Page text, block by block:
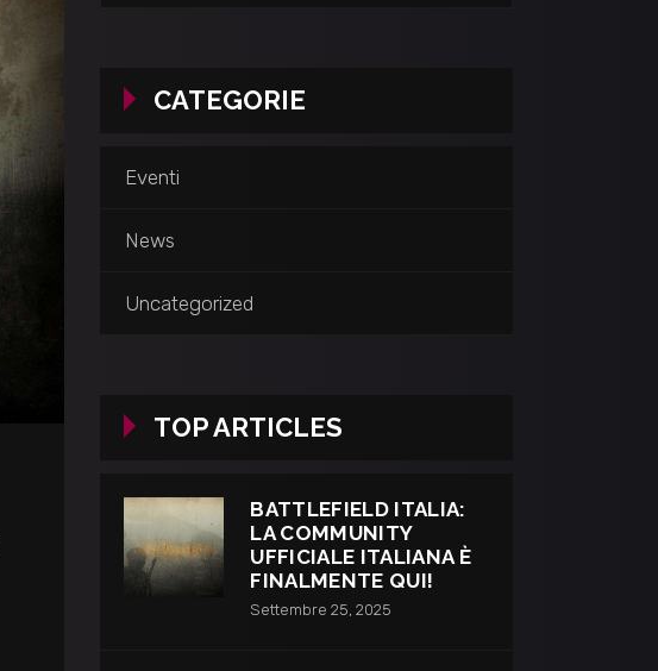
CATEGORIE
Eventi
News
Uncategorized
TOP ARTICLES
BATTLEFIELD ITALIA:
LA COMMUNITY
UFFICIALE ITALIANA È
FINALMENTE QUI!
Settembre 25, 2025